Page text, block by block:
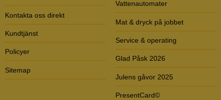
Kontakta oss direkt
Kundtjänst
Policyer
Sitemap
Vattenautomater
Mat & dryck på jobbet
Service & operating
Glad Påsk 2026
Julens gåvor 2025
PresentCard©